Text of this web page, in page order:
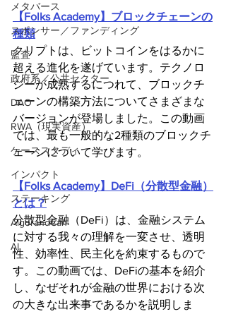
メタバース
スポンサー／ファンディング
監査
政府系／公共セクター
DAO
RWA（現実資産）
ケーススタディ
インパクト
ステーキング
AlgorandCan
AI
【Folks Academy】ブロックチェーンの
種類
クリプトは、ビットコインをはるかに
超える進化を遂げています。テクノロ
ジーが成熟するにつれて、ブロックチ
ェーンの構築方法についてさまざまな
バージョンが登場しました。この動画
では、最も一般的な2種類のブロックチ
ェーンについて学びます。
【Folks Academy】DeFi（分散型金融）
とは？
分散型金融（DeFi）は、金融システム
に対する我々の理解を一変させ、透明
性、効率性、民主化を約束するもので
す。この動画では、DeFiの基本を紹介
し、なぜそれが金融の世界における次
の大きな出来事であるかを説明しま